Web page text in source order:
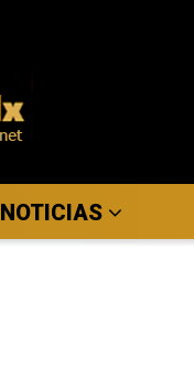
NOTICIAS